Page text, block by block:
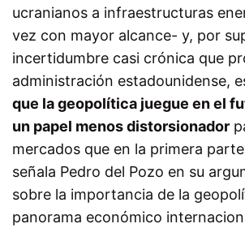
ucranianos a infraestructuras
vez con mayor alcance- y, por
incertidumbre casi crónica que
administración estadounidense,
que la geopolítica juegue en el
un papel menos distorsionador
mercados que en la primera
señala Pedro del Pozo en su
sobre la importancia de la
panorama económico